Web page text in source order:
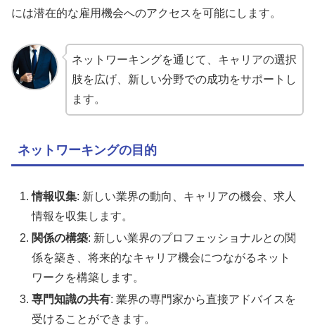
には潜在的な雇用機会へのアクセスを可能にします。
ネットワーキングを通じて、キャリアの選択
肢を広げ、新しい分野での成功をサポートし
ます。
ネットワーキングの目的
情報収集: 新しい業界の動向、キャリアの機会、求人
情報を収集します。
関係の構築: 新しい業界のプロフェッショナルとの関
係を築き、将来的なキャリア機会につながるネット
ワークを構築します。
専門知識の共有: 業界の専門家から直接アドバイスを
受けることができます。